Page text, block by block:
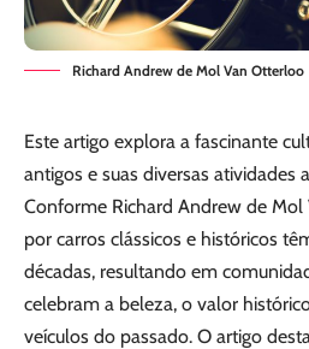
Richard Andrew de Mol Van Otterloo
Este artigo explora a fascinante
antigos e suas diversas atividades
Conforme Richard Andrew de
por carros clássicos e históricos
décadas, resultando em
celebram a beleza, o valor
veículos do passado. O artigo